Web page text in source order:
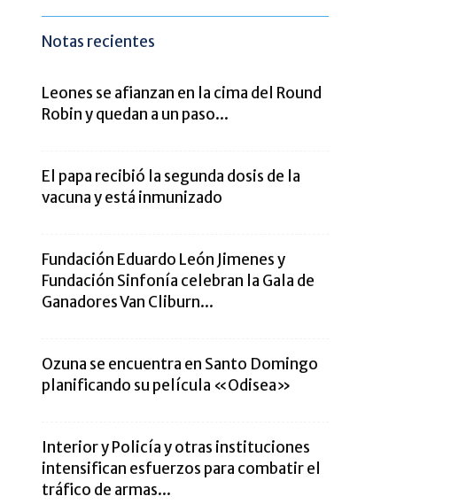
Notas recientes
Leones se afianzan en la cima del Round
Robin y quedan a un paso...
El papa recibió la segunda dosis de la
vacuna y está inmunizado
Fundación Eduardo León Jimenes y
Fundación Sinfonía celebran la Gala de
Ganadores Van Cliburn...
Ozuna se encuentra en Santo Domingo
planificando su película «Odisea»
Interior y Policía y otras instituciones
intensifican esfuerzos para combatir el
tráfico de armas...